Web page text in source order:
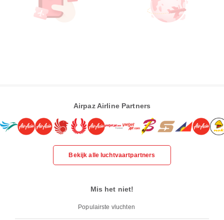
Airpaz Airline Partners
Bekijk alle luchtvaartpartners
Mis het niet!
Populairste vluchten